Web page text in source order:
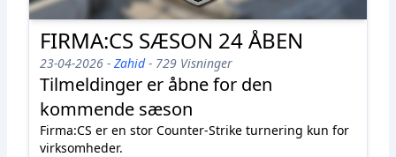
FIRMA:CS SÆSON 24 ÅBEN
23-04-2026 - Zahid- 729 Visninger
Tilmeldinger er åbne for den
kommende sæson
Firma:CS er en stor Counter-Strike turnering kun for
virksomheder.